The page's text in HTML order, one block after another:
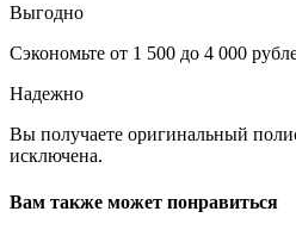
Выгодно
Сэкономьте от 1 500 до 4 000
Надежно
Вы получаете оригинальный
исключена.
Вам также может понравиться